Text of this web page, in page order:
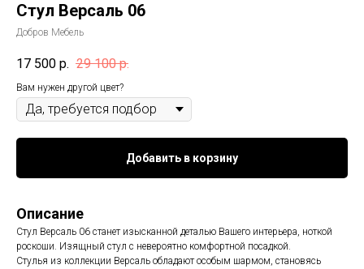
Стул Версаль 06
Добров Мебель
17 500 р. 29 100 р.
Вам нужен другой цвет?
Добавить в корзину
Описание
Стул Версаль 06 станет изысканной деталью Вашего интерьера, ноткой
роскоши. Изящный стул с невероятно комфортной посадкой.
Стулья из коллекции Версаль обладают особым шармом, становясь